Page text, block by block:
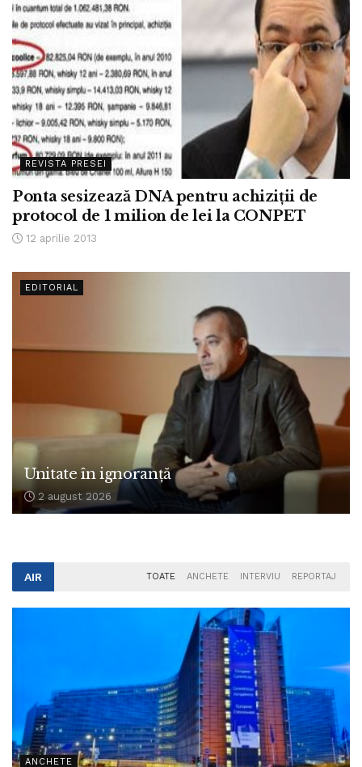
REVISTA PRESEI
Ponta sesizează DNA pentru achiziţii de
protocol de 1 milion de lei la CONPET
12 aprilie 2013
EDITORIAL
Unitate în ignoranță
2 august 2026
AIR TOATE ANCHETE INTERVIU REPORTAJ
ANCHETE